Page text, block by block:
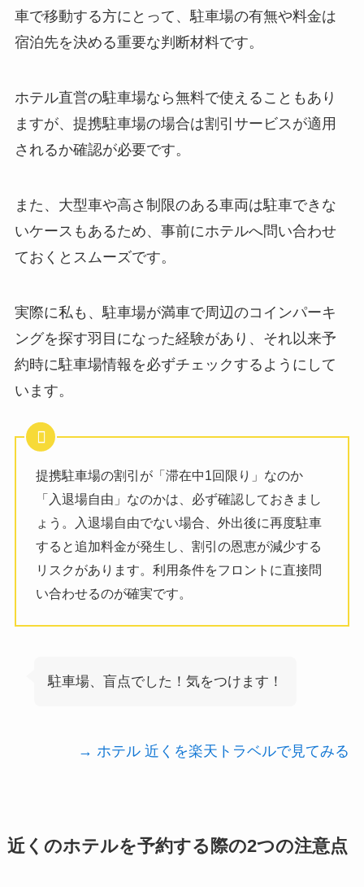
車で移動する方にとって、駐車場の有無や料金は
宿泊先を決める重要な判断材料です。
ホテル直営の駐車場なら無料で使えることもあり
ますが、提携駐車場の場合は割引サービスが適用
されるか確認が必要です。
また、大型車や高さ制限のある車両は駐車できな
いケースもあるため、事前にホテルへ問い合わせ
ておくとスムーズです。
実際に私も、駐車場が満車で周辺のコインパーキ
ングを探す羽目になった経験があり、それ以来予
約時に駐車場情報を必ずチェックするようにして
います。
提携駐車場の割引が「滞在中1回限り」なのか
「入退場自由」なのかは、必ず確認しておきまし
ょう。入退場自由でない場合、外出後に再度駐車
すると追加料金が発生し、割引の恩恵が減少する
リスクがあります。利用条件をフロントに直接問
い合わせるのが確実です。
駐車場、盲点でした！気をつけます！
→ ホテル 近くを楽天トラベルで見てみる
近くのホテルを予約する際の2つの注意点